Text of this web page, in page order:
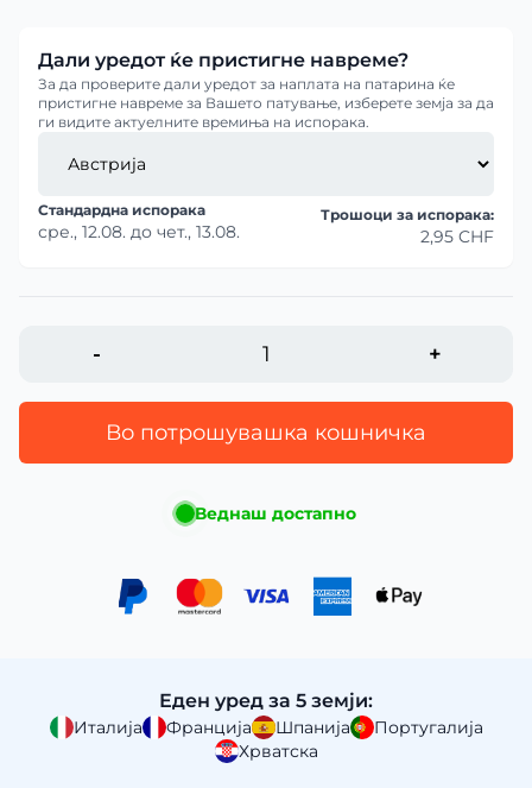
Дали уредот ќе пристигне навреме?
За да проверите дали уредот за наплата на патарина ќе
пристигне навреме за Вашето патување, изберете земја за да
ги видите актуелните времиња на испорака.
Стандардна испорака
сре., 12.08. до чет., 13.08.
Трошоци за испорака:
2,95 CHF
- +
Во потрошувашка кошничка
Веднаш достапно
Еден уред за 5 земји:
Италија Франција Шпанија
Португалија
Хрватска